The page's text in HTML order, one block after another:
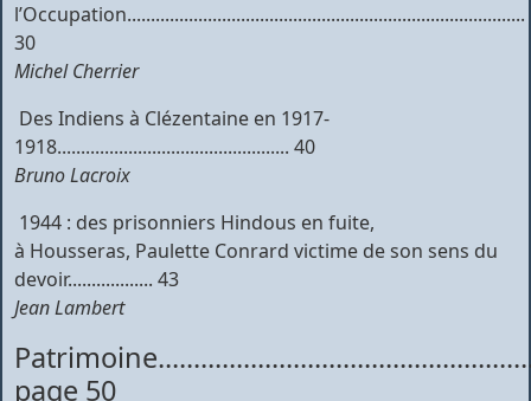
l’Occupation....................................................................................
30
Michel Cherrier
 Des Indiens à Clézentaine en 1917-
1918................................................. 40
Bruno Lacroix
 1944 : des prisonniers Hindous en fuite,
à Housseras, Paulette Conrard victime de son sens du
devoir.................. 43
Jean Lambert
page 50